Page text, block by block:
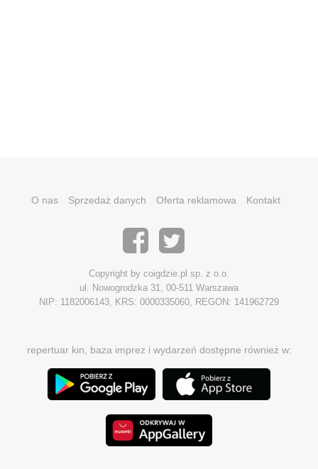
O nas Sprzedaż danych Oferta reklamowa Kontakt
Copyright by coigdzie.pl sp. z o.o.
ul. Nowogrodzka 31, 00-511 Warszawa
NIP: 1182006143, KRS: 0000335060, REGON: 141962729
repertuar kin, baza imprez i wydarzeń dostępne również w: